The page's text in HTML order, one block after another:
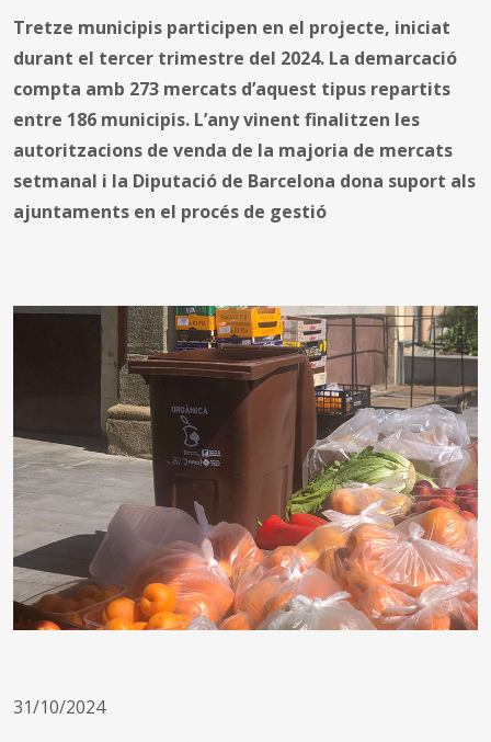
Tretze municipis participen en el projecte, iniciat
durant el tercer trimestre del 2024. La demarcació
compta amb 273 mercats d’aquest tipus repartits
entre 186 municipis. L’any vinent finalitzen les
autoritzacions de venda de la majoria de mercats
setmanal i la Diputació de Barcelona dona suport als
ajuntaments en el procés de gestió
31/10/2024